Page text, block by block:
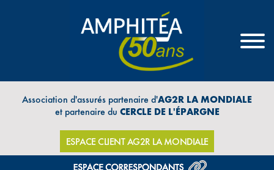
Association d'assurés partenaire d'AG2R LA MONDIALE
et partenaire du CERCLE DE L'ÉPARGNE
ESPACE CLIENT AG2R LA MONDIALE